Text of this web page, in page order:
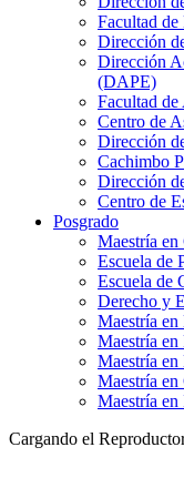
Facultad
Dirección
Dirección
(DAPE)
Facultad
Centro de
Dirección
Cachimbo
Dirección
Centro de
Posgrado
Maestría en
Escuela de
Escuela de
Derecho y
Maestría
Maestría
Maestría
Maestría
Maestría
Cargando el